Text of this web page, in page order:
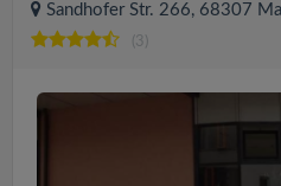
Sandhofer Str. 266, 68307
(3)